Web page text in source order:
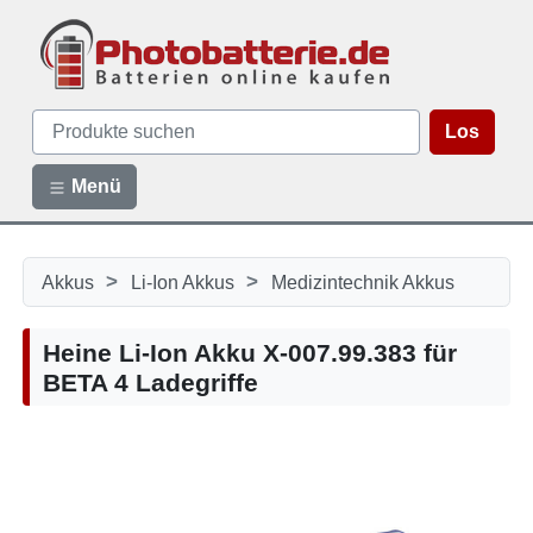
Los
Menü
Akkus > Li-Ion Akkus > Medizintechnik Akkus
Heine Li-Ion Akku X-007.99.383 für
BETA 4 Ladegriffe